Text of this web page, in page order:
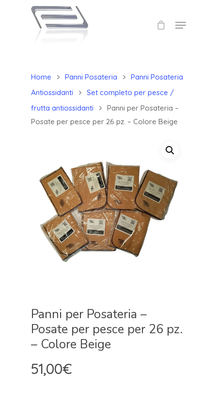
Home Panni Posateria
Panni Posateria
Antiossidanti
Set completo per pesce /
frutta antiossidanti
Panni per Posateria –
Posate per pesce per 26 pz. – Colore Beige
Panni per Posateria –
Posate per pesce per 26 pz.
– Colore Beige
51,00€